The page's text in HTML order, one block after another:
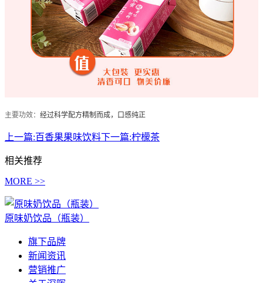
主要功效： 经过科学配方精制而成，口感纯正
上一篇:百香果果味饮料下一篇:柠檬茶
相关推荐
MORE >>
原味奶饮品（瓶装）
旗下品牌
新闻资讯
营销推广